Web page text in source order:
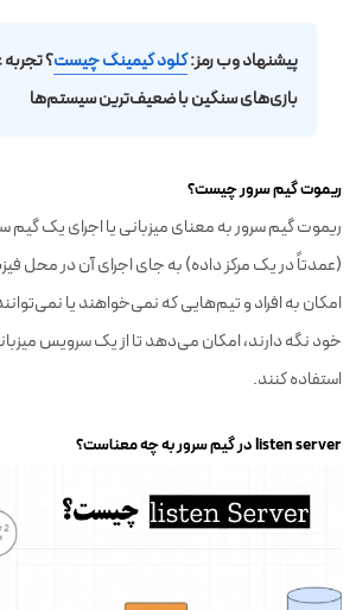
پيشنهاد وب رمز:کلود گیمینگ چیست؟ تجربه
بازی‌های سنگین با ضعیف‌ترین سیستم‌ها
ریموت گیم سرور چیست؟
ریموت گیم سرور به معنای میزبانی یا اجرای یک
(عمدتاً در یک مرکز داده) به جای اجرای آن در محل
امکان به افراد و تیم‌هایی که نمی‌خواهند یا
خود نگه دارند، امکان می‌دهد تا از یک سرویس
استفاده کنند.
listen server در گیم سرور به چه معناست؟